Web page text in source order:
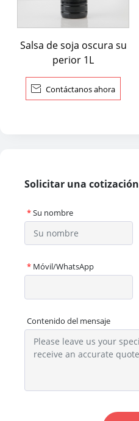
Salsa de soja oscura su
perior 1L
 Contáctanos ahora
Solicitar una cotización
*Su nombre
* Móvil/WhatsApp
Contenido del mensaje